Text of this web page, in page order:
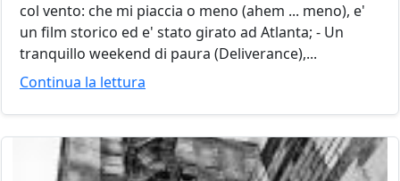
col vento: che mi piaccia o meno (ahem ... meno), e'
un film storico ed e' stato girato ad Atlanta; - Un
tranquillo weekend di paura (Deliverance),...
Continua la lettura